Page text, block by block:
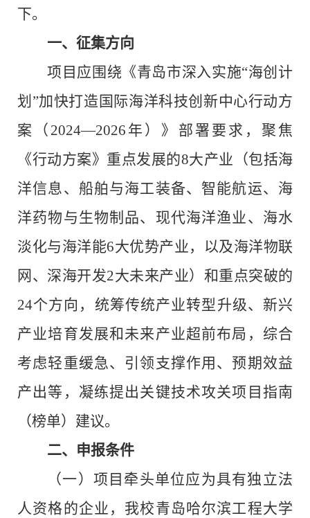
下。
一、 征集方向
项目应围绕《青岛市深入实施“海创计
划 ”加快打造国际海洋科技创新中心行动方
案（ 2024—2026 年）》部署要求，聚焦
《行动方案》重点发展的8大产业（包括海
洋信息、船舶与海工装备、智能航运、海
洋药物与生物制品、现代海洋渔业、海水
淡化与海洋能6大优势产业，以及海洋物联
网、深海开发2大未来产业）和重点突破的
24个方向，统筹传统产业转型升级、新兴
产业培育发展和未来产业超前布局，综合
考虑轻重缓急、引领支撑作用、预期效益
产出等，凝练提出关键技术攻关项目指南
（榜单）建议。
二、申报条件
（一） 项目牵头单位应为具有独立法
人资格的企业 ，我校青岛哈尔滨工程大学